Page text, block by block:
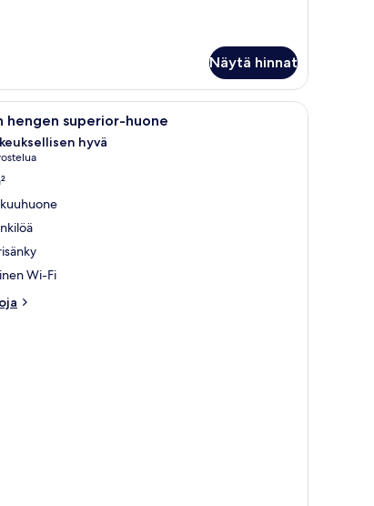
Näytä hinnat
Hotellihuone, jossa on sänky, työpöytä,
hengen superior-huone
10
hyvä
Wi-Fi